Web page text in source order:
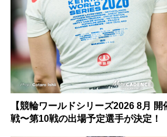
【競輪ワールドシリーズ2026 8月
戦〜第10戦の出場予定選手が決定！